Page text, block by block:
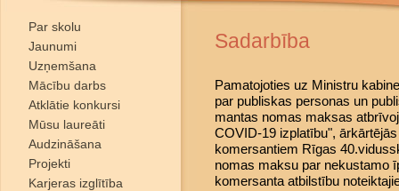
Par skolu
Jaunumi
Uzņemšana
Mācību darbs
Atklātie konkursi
Mūsu laureāti
Audzināšana
Projekti
Karjeras izglītība
Sadarbība
Pamatojoties uz Ministru
par publiskas personas un
mantas nomas maksas
COVID-19 izplatību",
komersantiem Rīgas
nomas maksu par nekustamo
komersanta atbilstību